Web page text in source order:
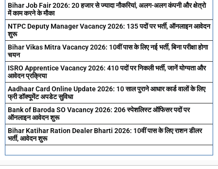
Bihar Job Fair 2026: 20 हजार से ज्यादा नौकरियां, अलग-अलग कंपनी और क्षेत्रो
में काम करने के मौका
NTPC Deputy Manager Vacancy 2026: 135 पदों पर भर्ती, ऑनलाइन आवेदन
शुरू
Bihar Vikas Mitra Vacancy 2026: 10वीं पास के लिए नई भर्ती, बिना परीक्षा होगा
चयन
ISRO Apprentice Vacancy 2026: 410 पदों पर निकली भर्ती, जानें योग्यता और
आवेदन प्रक्रिया
Aadhaar Card Online Update 2026: 10 साल पुराने आधार कार्ड वालों के लिए
फ्री डॉक्यूमेंट अपडेट सुविधा
Bank of Baroda SO Vacancy 2026: 206 स्पेशलिस्ट ऑफिसर पदों पर
ऑनलाइन आवेदन शुरू
Bihar Katihar Ration Dealer Bharti 2026: 10वीं पास के लिए राशन डीलर
भर्ती, आवेदन शुरू